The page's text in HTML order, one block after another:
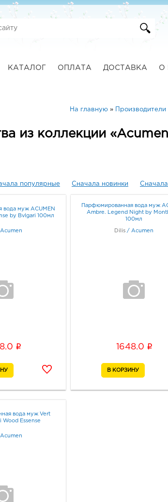
КАТАЛОГ ОПЛАТА ДОСТАВКА О
На главную» Производители
из коллекции
популярные Сначала новинки
вода муж ACUMEN
by Bvlgari 100мл
Acumen
i
Парфюмированная вода муж
Ambre. Legend Night by
100мл
Dilis / Acumen
1648.0 i
вода муж Vert
Wood Essense
Acumen